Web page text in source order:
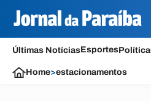
Últimas NotíciasEsportesPolítica
Home>estacionamentos